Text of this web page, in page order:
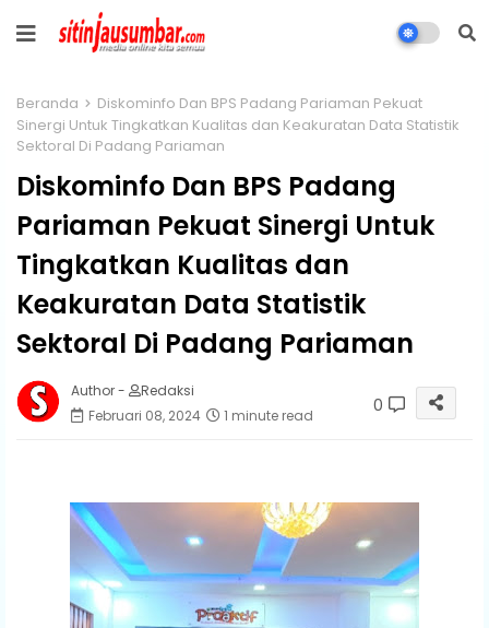
Beranda
Diskominfo Dan BPS Padang Pariaman Pekuat
Sinergi Untuk Tingkatkan Kualitas dan Keakuratan Data Statistik
Sektoral Di Padang Pariaman
Diskominfo Dan BPS Padang
Pariaman Pekuat Sinergi Untuk
Tingkatkan Kualitas dan
Keakuratan Data Statistik
Sektoral Di Padang Pariaman
Author -
Redaksi
Februari 08, 2024
1 minute read 0